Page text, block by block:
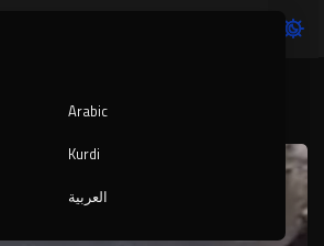
Arabic
Kurdi
العربية